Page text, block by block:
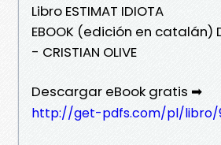
Libro ESTIMAT IDIOTA
EBOOK (edición en catalán)
- CRISTIAN OLIVE
Descargar eBook gratis ➡
http://get-pdfs.com/pl/libro/